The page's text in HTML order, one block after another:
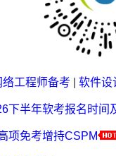
络工程师备考 软件设
下半年软考报名时间
项免考增持CSPM